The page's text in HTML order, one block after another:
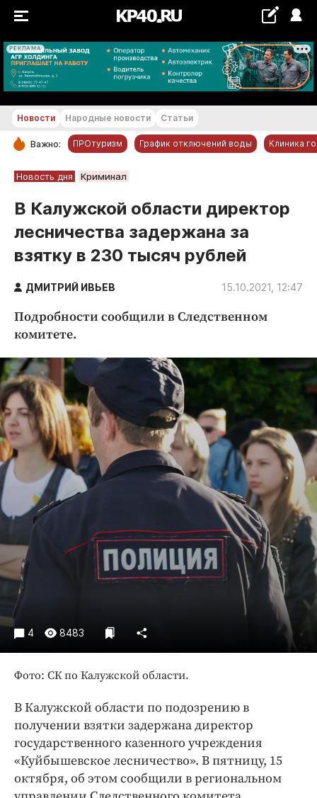
РЕКЛАМА
+18...+19 °С
РУБРИКИ
Новости компаний
Статьи
Народные новости
Авто и транспорт
Недвижимость и ЖКХ
Образование
Общество
Погода
Праздники
Происшествия
Спорт
Экономика и бизнес
ПРОЕКТЫ
Интересное чтиво
Бренд года
Работодатель года
Новости Народные новости Статьи
Важно: ПРОтуризм График отключений воды Клиника
Новость дня Криминал
В Калужской области директор
лесничества задержана за
взятку в 230 тысяч рублей
ДМИТРИЙ ИВЬЕВ 15.10.2021, 12:47
Подробности сообщили в Следственном
комитете.
4 8483
Фото: СК по Калужской области.
В Калужской области по подозрению в
получении взятки задержана директор
государственного казенного учреждения
«Куйбышевское лесничество». В пятницу, 15
октября, об этом сообщили в региональном